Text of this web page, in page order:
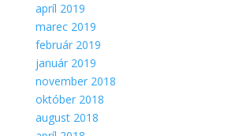
apríl 2019
marec 2019
február 2019
január 2019
november 2018
október 2018
august 2018